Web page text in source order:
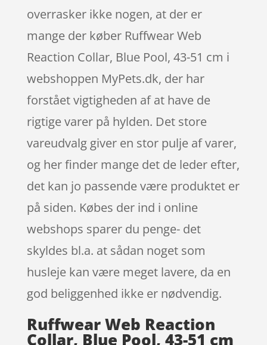
overrasker ikke nogen, at der er
mange der køber Ruffwear Web
Reaction Collar, Blue Pool, 43-51 cm i
webshoppen MyPets.dk, der har
forstået vigtigheden af at have de
rigtige varer på hylden. Det store
vareudvalg giver en stor pulje af varer,
og her finder mange det de leder efter,
det kan jo passende være produktet er
på siden. Købes der ind i online
webshops sparer du penge- det
skyldes bl.a. at sådan noget som
husleje kan være meget lavere, da en
god beliggenhed ikke er nødvendig.
Ruffwear Web Reaction
Collar, Blue Pool, 43-51 cm